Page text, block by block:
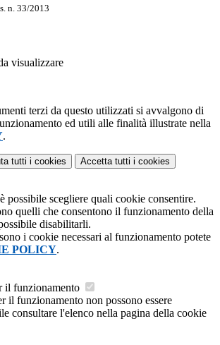
n. 33/2013
visualizzare
terzi da questo utilizzati si avvalgono di
ed utili alle finalità illustrate nella
.
tutti i cookies Accetta tutti i cookies
possibile scegliere quali cookie consentire.
quelli che consentono il funzionamento della
disabilitarli.
i cookie necessari al funzionamento potete
POLICY.
il funzionamento
il funzionamento non possono essere
consultare l'elenco nella pagina della cookie